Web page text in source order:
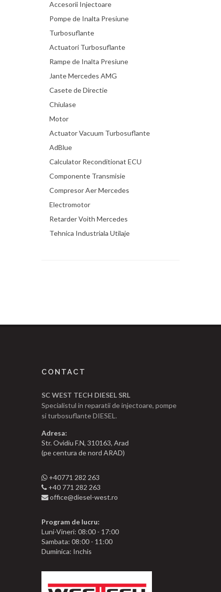
Accesorii Injectoare
Pompe de Inalta Presiune
Turbosuflante
Actuatori Turbosuflante
Rampe de Inalta Presiune
Jante Mercedes AMG
Casete de Directie
Chiulase
Motor
Actuator Vacuum Turbosuflante
AdBlue
Calculator Reconditionat ECU
Componente Transmisie
Compresor Aer Mercedes
Electromotor
Retarder Voith Mercedes
Tehnica Industriala Utilaje
CONTACT
SC WEST TECH DIESEL SRL
Specialistul in reparatii de injectoare, pompe
si turbosuflante DIESEL.
Adresa:
Str. Ovidiu F.N, 310163, Arad
(pe centura de nord ARAD)
+40771 282 263
+40 771 282 263
office@diesel-west.ro
Program de lucru:
Luni-Vineri: 08:00 - 17:00
Sambata: 08:00 - 11:00
Duminica: Inchis